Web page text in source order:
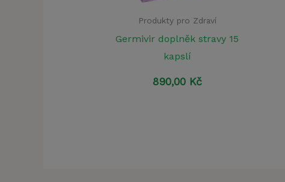
Produkty pro Zdraví
Germivir doplněk stravy 15
kapslí
890,00 Kč